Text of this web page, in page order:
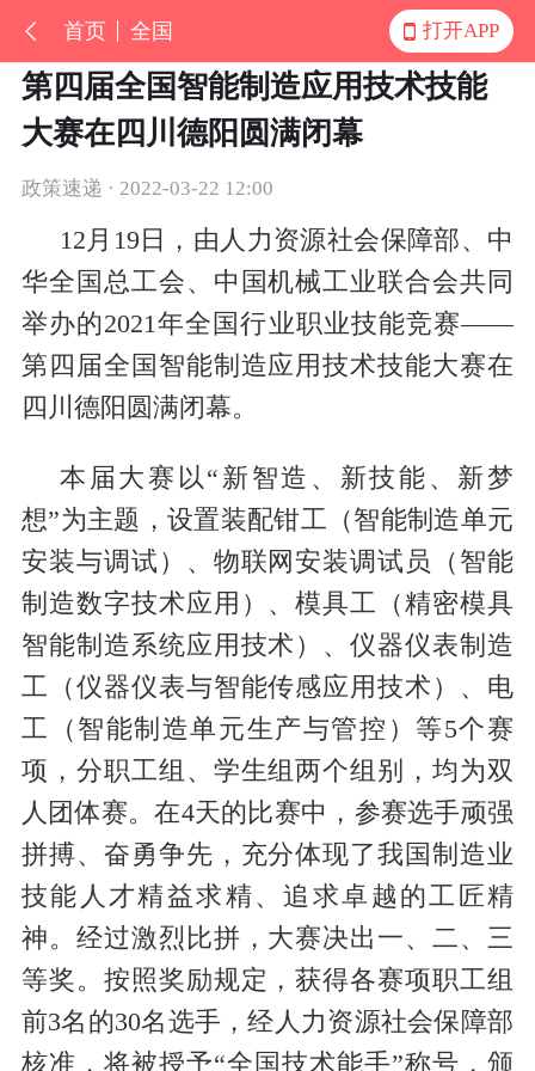
首页 全国 打开APP
第四届全国智能制造应用技术技能
大赛在四川德阳圆满闭幕
政策速递 · 2022-03-22 12:00
12月19日，由人力资源社会保障部、中
华全国总工会、中国机械工业联合会共同
举办的2021年全国行业职业技能竞赛——
第四届全国智能制造应用技术技能大赛在
四川德阳圆满闭幕。
本届大赛以“新智造、新技能、新梦
想”为主题，设置装配钳工（智能制造单元
安装与调试）、物联网安装调试员（智能
制造数字技术应用）、模具工（精密模具
智能制造系统应用技术）、仪器仪表制造
工（仪器仪表与智能传感应用技术）、电
工（智能制造单元生产与管控）等5个赛
项，分职工组、学生组两个组别，均为双
人团体赛。在4天的比赛中，参赛选手顽强
拼搏、奋勇争先，充分体现了我国制造业
技能人才精益求精、追求卓越的工匠精
神。经过激烈比拼，大赛决出一、二、三
等奖。按照奖励规定，获得各赛项职工组
前3名的30名选手，经人力资源社会保障部
核准，将被授予“全国技术能手”称号，颁